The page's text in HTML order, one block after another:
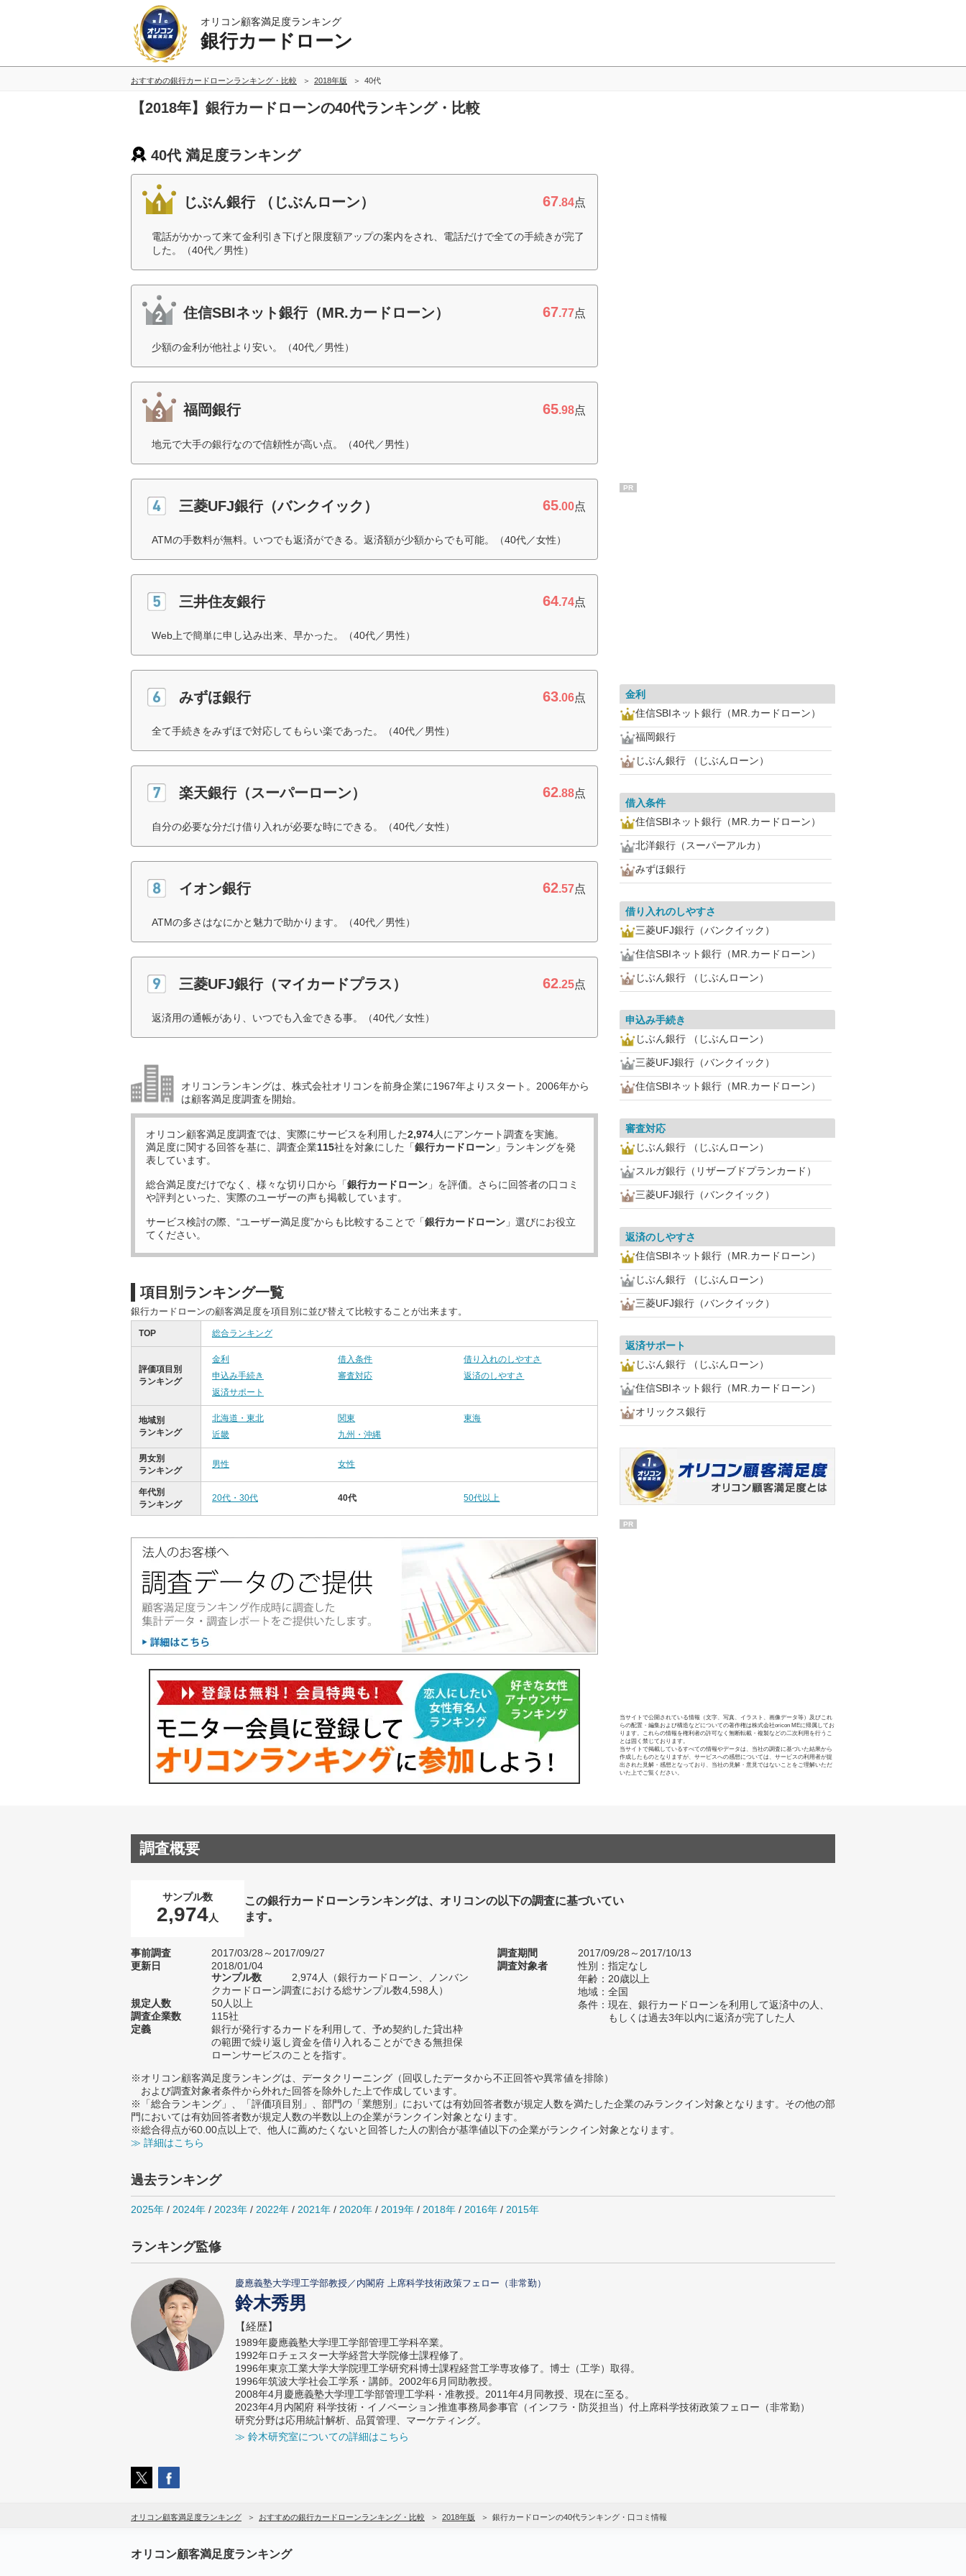
オリコン顧客満足度ランキング
銀行カードローン
おすすめの銀行カードローンランキング・比較 2018年版 40代
【2018年】銀行カードローンの40代ランキング・比較
40代 満足度ランキング
じぶん銀行 （じぶんローン） 67.84点
電話がかかって来て金利引き下げと限度額アップの案内をされ、電話だけで全ての手続きが完了
した。（40代／男性）
住信SBIネット銀行（MR.カードローン） 67.77点
少額の金利が他社より安い。（40代／男性）
福岡銀行 65.98点
地元で大手の銀行なので信頼性が高い点。（40代／男性）
三菱UFJ銀行（バンクイック） 65.00点
ATMの手数料が無料。いつでも返済ができる。返済額が少額からでも可能。（40代／女性）
三井住友銀行 64.74点
Web上で簡単に申し込み出来、早かった。（40代／男性）
みずほ銀行 63.06点
全て手続きをみずほで対応してもらい楽であった。（40代／男性）
楽天銀行（スーパーローン） 62.88点
自分の必要な分だけ借り入れが必要な時にできる。（40代／女性）
イオン銀行 62.57点
ATMの多さはなにかと魅力で助かります。（40代／男性）
三菱UFJ銀行（マイカードプラス） 62.25点
返済用の通帳があり、いつでも入金できる事。（40代／女性）
オリコンランキングは、株式会社オリコンを前身企業に1967年よりスタート。2006年から
は顧客満足度調査を開始。
オリコン顧客満足度調査では、実際にサービスを利用した2,974人にアンケート調査を実施。
満足度に関する回答を基に、調査企業115社を対象にした「銀行カードローン 」ランキングを発
表しています。
総合満足度だけでなく、様々な切り口から「銀行カードローン 」を評価。さらに回答者の口コミ
や評判といった、実際のユーザーの声も掲載しています。
サービス検討の際、“ユーザー満足度”からも比較することで「銀行カードローン 」選びにお役立
てください。
項目別ランキング一覧
銀行カードローンの顧客満足度を項目別に並び替えて比較することが出来ます。
TOP 総合ランキング
評価項目別
ランキング
金利 借入条件
借り入れのしやすさ
申込み手続き
審査対応
返済のしやすさ
返済サポート
地域別
ランキング
北海道・東北 関東
東海
近畿
九州・沖縄
男女別
ランキング
男性 女性
年代別
ランキング
20代・30代 40代 50代以上
PR
金利
住信SBIネット銀行（MR.カードローン）
福岡銀行
じぶん銀行 （じぶんローン）
借入条件
住信SBIネット銀行（MR.カードローン）
北洋銀行（スーパーアルカ）
みずほ銀行
借り入れのしやすさ
三菱UFJ銀行（バンクイック）
住信SBIネット銀行（MR.カードローン）
じぶん銀行 （じぶんローン）
申込み手続き
じぶん銀行 （じぶんローン）
三菱UFJ銀行（バンクイック）
住信SBIネット銀行（MR.カードローン）
審査対応
じぶん銀行 （じぶんローン）
スルガ銀行（リザーブドプランカード）
三菱UFJ銀行（バンクイック）
返済のしやすさ
住信SBIネット銀行（MR.カードローン）
じぶん銀行 （じぶんローン）
三菱UFJ銀行（バンクイック）
返済サポート
じぶん銀行 （じぶんローン）
住信SBIネット銀行（MR.カードローン）
オリックス銀行
PR
当サイトで公開されている情報（文字、写真、イラスト、画像データ等）及びこれ
らの配置・編集および構造などについての著作権は株式会社oricon MEに帰属してお
ります。これらの情報を権利者の許可なく無断転載・複製などの二次利用を行うこ
とは固く禁じております。
当サイトで掲載しているすべての情報やデータは、当社の調査に基づいた結果から
作成したものとなりますが、サービスへの感想については、サービスの利用者が提
出された見解・感想となっており、当社の見解・意見ではないことをご理解いただ
いた上でご覧ください。
調査概要
サンプル数
2,974人
この銀行カードローンランキングは、オリコンの以下の調査に基づいてい
ます。
事前調査
2017/03/28～2017/09/27
更新日
2018/01/04
サンプル数
2,974人（銀行カードローン、ノンバン
クカードローン調査における総サンプル数4,598人）
規定人数
50人以上
調査企業数
115社
定義
銀行が発行するカードを利用して、予め契約した貸出枠
の範囲で繰り返し資金を借り入れることができる無担保
ローンサービスのことを指す。
調査期間
2017/09/28～2017/10/13
調査対象者
性別：指定なし
年齢：20歳以上
地域：全国
条件：現在、銀行カードローンを利用して返済中の人、
もしくは過去3年以内に返済が完了した人
※オリコン顧客満足度ランキングは、データクリーニング（回収したデータから不正回答や異常値を排除）
および調査対象者条件から外れた回答を除外した上で作成しています。
※「総合ランキング」、「評価項目別」、部門の「業態別」においては有効回答者数が規定人数を満たした企業のみランクイン対象となります。その他の部
門においては有効回答者数が規定人数の半数以上の企業がランクイン対象となります。
※総合得点が60.00点以上で、他人に薦めたくないと回答した人の割合が基準値以下の企業がランクイン対象となります。
≫ 詳細はこちら
過去ランキング
2025年 / 2024年 / 2023年 / 2022年 / 2021年 / 2020年 / 2019年 / 2018年 / 2016年 / 2015年
ランキング監修
慶應義塾大学理工学部教授／内閣府 上席科学技術政策フェロー（非常勤）
鈴木秀男
【経歴】
1989年慶應義塾大学理工学部管理工学科卒業。
1992年ロチェスター大学経営大学院修士課程修了。
1996年東京工業大学大学院理工学研究科博士課程経営工学専攻修了。博士（工学）取得。
1996年筑波大学社会工学系・講師。2002年6月同助教授。
2008年4月慶應義塾大学理工学部管理工学科・准教授。2011年4月同教授、現在に至る。
2023年4月内閣府 科学技術・イノベーション推進事務局参事官（インフラ・防災担当）付上席科学技術政策フェロー（非常勤）
研究分野は応用統計解析、品質管理、マーケティング。
≫ 鈴木研究室についての詳細はこちら
オリコン顧客満足度ランキング おすすめの銀行カードローンランキング・比較 2018年版 銀行カードローンの40代ランキング・口コミ情報
オリコン顧客満足度ランキング